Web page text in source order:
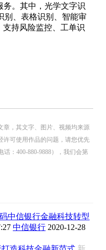
务。其中，光学文字识
别、表格识别、智能审
持风险监控、工单识
章，其文字、图片、视频均来源
许可使用作品的问题，请您优先
话：400-880-9888），我们会第
中信银行金融科技转型
中信银行 2020-12-28